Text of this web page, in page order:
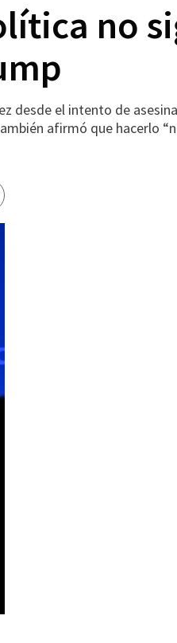
no
desde el intento de
afirmó que hacerlo